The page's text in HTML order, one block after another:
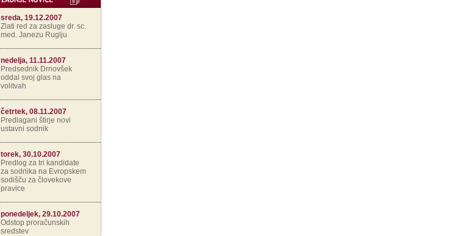
sreda, 19.12.2007
Zlati red za zasluge dr. sc.
med. Janezu Ruglju
nedelja, 11.11.2007
Predsednik Drnovšek
oddal svoj glas na
volitvah
četrtek, 08.11.2007
Predlagani štirje novi
ustavni sodnik
torek, 30.10.2007
Predlog za tri kandidate
za sodnika na Evropskem
sodišču za človekove
pravice
ponedeljek, 29.10.2007
Odstop proračunskih
sredstev